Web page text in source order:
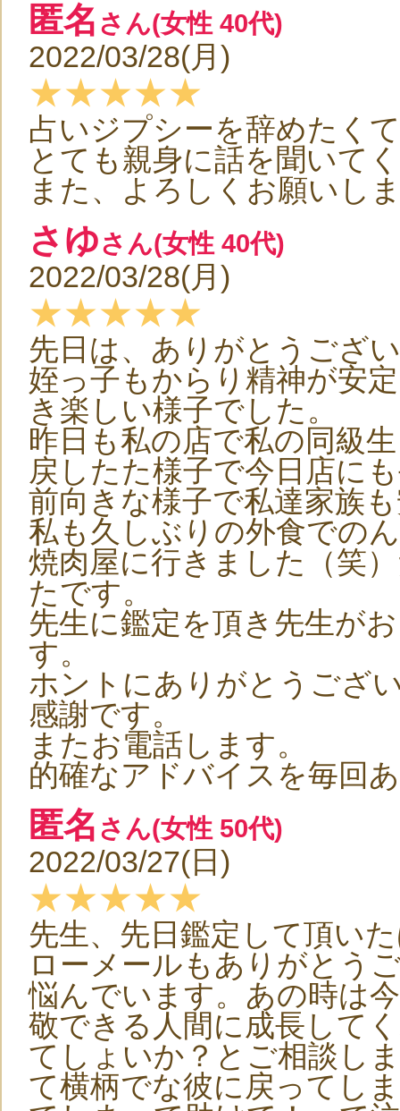
匿名 さん(女性 40代)
2022/03/28(月)
★★★★★
占いジプシーを辞めたく
とても親身に話を聞いて
また、よろしくお願いし
さゆさん(女性 40代)
2022/03/28(月)
★★★★★
先日は、ありがとうござ
姪っ子もからり精神が安
き楽しい様子でした。
昨日も私の店で私の同級
戻したた様子で今日店に
前向きな様子で私達家族
私も久しぶりの外食での
焼肉屋に行きました（笑
たです。
先生に鑑定を頂き先生が
す。
ホントにありがとうござ
感謝です。
またお電話します。
的確なアドバイスを毎回
匿名 さん(女性 50代)
2022/03/27(日)
★★★★★
先生、先日鑑定して頂い
ローメールもありがとう
悩んでいます。あの時は
敬できる人間に成長して
てしょいか？とご相談し
て横柄でな彼に戻ってし